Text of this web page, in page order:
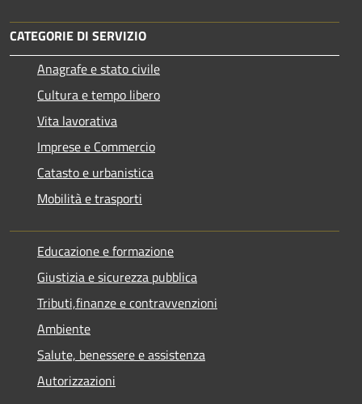
CATEGORIE DI SERVIZIO
Anagrafe e stato civile
Cultura e tempo libero
Vita lavorativa
Imprese e Commercio
Catasto e urbanistica
Mobilità e trasporti
Educazione e formazione
Giustizia e sicurezza pubblica
Tributi,finanze e contravvenzioni
Ambiente
Salute, benessere e assistenza
Autorizzazioni